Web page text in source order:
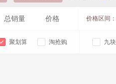
总销量 价格 价格区间：
聚划算 淘抢购 九